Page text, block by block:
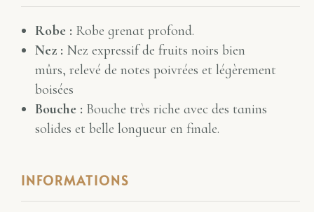
Robe : Robe grenat profond.
Nez : Nez expressif de fruits noirs bien
mûrs, relevé de notes poivrées et légèrement
boisées
Bouche : Bouche très riche avec des tanins
solides et belle longueur en finale.
INFORMATIONS